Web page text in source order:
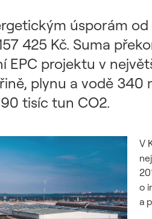
úsporám od
425 Kč. Suma
projektu v
plynu a vodě 340
tisíc tun CO2.
V
o
a